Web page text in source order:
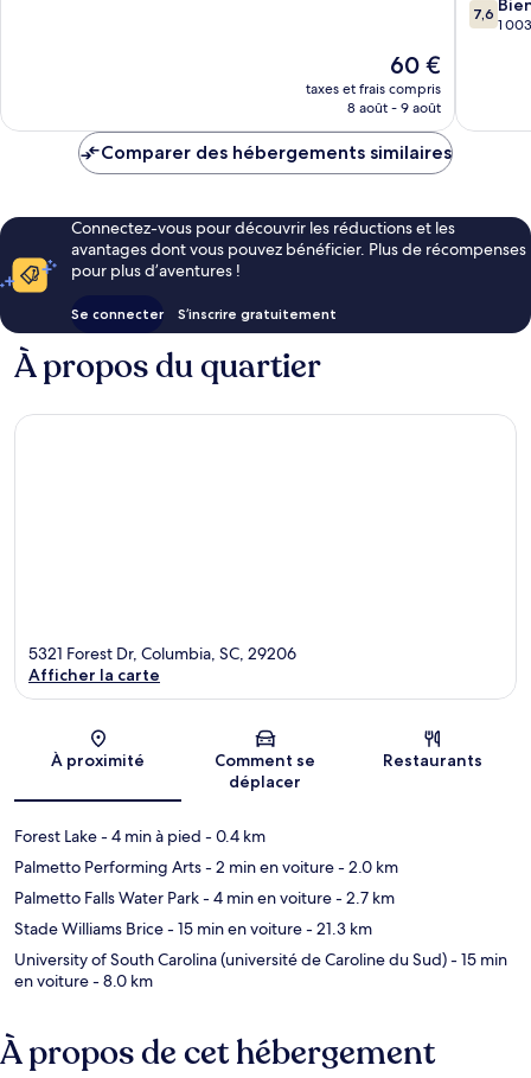
Le
nouveau
prix
de
60 €
taxes et frais compris
8 août - 9 août
sur
7,6
1
Comparer des hébergements similaires
Connectez-vous pour découvrir les réductions et les
avantages dont vous pouvez bénéficier. Plus de récompenses
pour plus d’aventures !
Se connecter S’inscrire gratuitement
À propos du quartier
Carte
5321 Forest Dr, Columbia, SC, 29206
Afficher la carte
À proximité
Comment se
déplacer
Restaurants
Forest Lake- 4 min à pied - 0.4 km
Palmetto Performing Arts- 2 min en voiture- 2.0 km
Palmetto Falls Water Park- 4 min en voiture- 2.7 km
Stade Williams Brice- 15 min en voiture- 21.3 km
University of South Carolina (université de Caroline du Sud)- 15 min
en voiture- 8.0 km
À propos de cet hébergement